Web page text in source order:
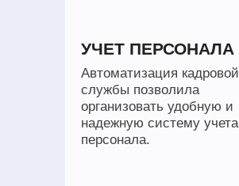
УЧЕТ ПЕРСОНАЛА
Автоматизация кадровой
службы позволила
организовать удобную и
надежную систему учета
персонала.